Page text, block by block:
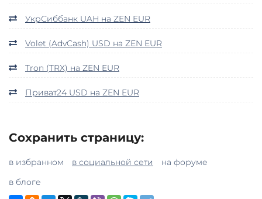
УкрСиббанк UAH на ZEN EUR
Volet (AdvCash) USD на ZEN EUR
Tron (TRX) на ZEN EUR
Приват24 USD на ZEN EUR
Сохранить страницу:
в избранном в социальной сети
на форуме
в блоге